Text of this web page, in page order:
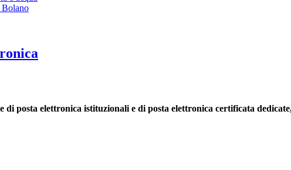
di posta elettronica istituzionali e di posta elettronica certificata